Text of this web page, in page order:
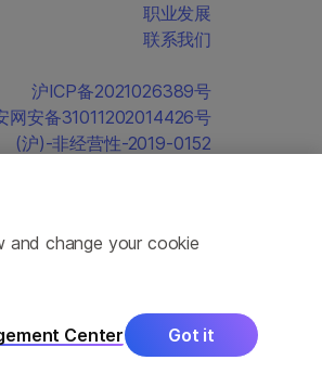
职业发展
联系我们
沪ICP备2021026389号
网安备31011202014426号
(沪)-非经营性-2019-0152
and change your cookie
Center Got it